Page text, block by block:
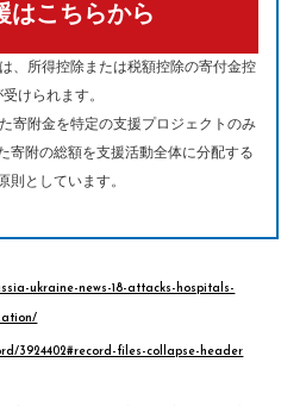
はこちらから
、所得控除または税額控除の寄付金控
受けられます。
寄附金を特定の支援プロジェクトのみ
寄附の総額を支援活動全体に分配する
則としています。
ukraine-news-18-attacks-hospitals-
3924402#record-files-collapse-header